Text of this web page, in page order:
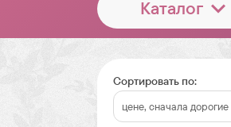
Каталог
Сортировать по: